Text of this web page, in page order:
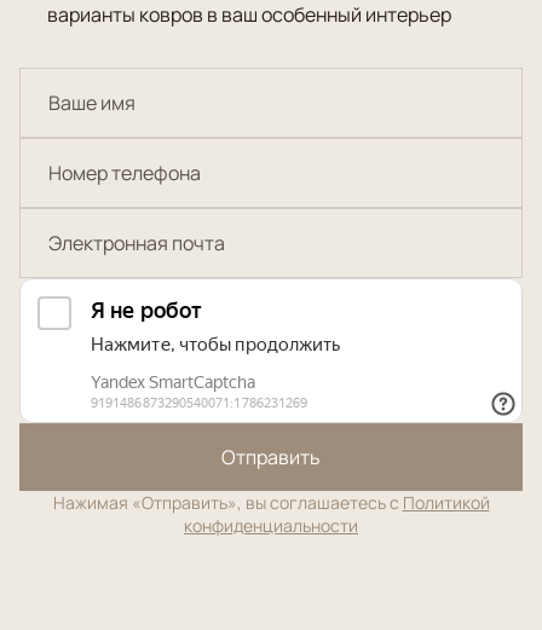
варианты ковров в ваш особенный интерьер
Отправить
Нажимая «Отправить», вы соглашаетесь с Политикой
конфиденциальности